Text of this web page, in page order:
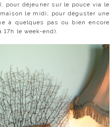
pour déjeuner sur le pouce via le
le midi, pour déguster une
à quelques pas ou bien encore
le week-end).